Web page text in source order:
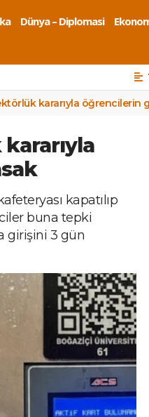
Dünya – Diplomasi
kararıyla öğrencilerin
kapatılıp
buna tepki
girişini 3 gün